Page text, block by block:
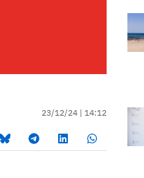
23/12/24 | 14:12